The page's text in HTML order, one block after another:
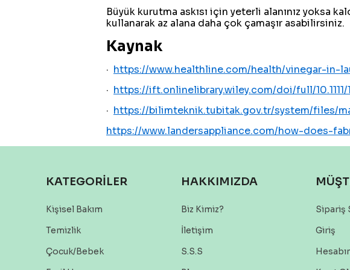
Büyük kurutma askısı için yeterli alanınız yoksa
kullanarak az alana daha çok çamaşır asabilirsiniz.
Kaynak
· https://www.healthline.com/health/vinegar-in-
· https://ift.onlinelibrary.wiley.com/doi/full/10.1111/
· https://bilimteknik.tubitak.gov.tr/system/files/
https://www.landersappliance.com/how-does-
KATEGORİLER
Kişisel Bakım
Temizlik
Çocuk/Bebek
HAKKIMIZDA
Biz Kimiz?
İletişim
S.S.S
Sipariş
Giriş